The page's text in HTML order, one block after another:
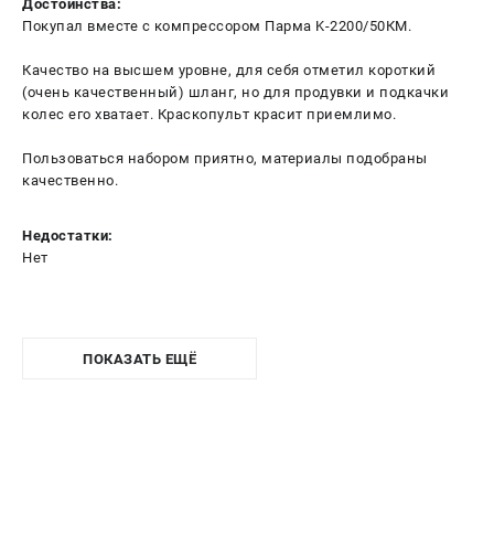
Достоинства:
Покупал вместе с компрессором Парма K-2200/50КМ.
Качество на высшем уровне, для себя отметил короткий
(очень качественный) шланг, но для продувки и подкачки
колес его хватает. Краскопульт красит приемлимо.
Пользоваться набором приятно, материалы подобраны
качественно.
Недостатки:
Нет
ПОКАЗАТЬ ЕЩЁ